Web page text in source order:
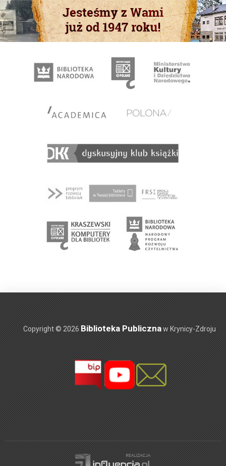
Copyright © 2026 Biblioteka Publicznaw Krynicy-Zdroju